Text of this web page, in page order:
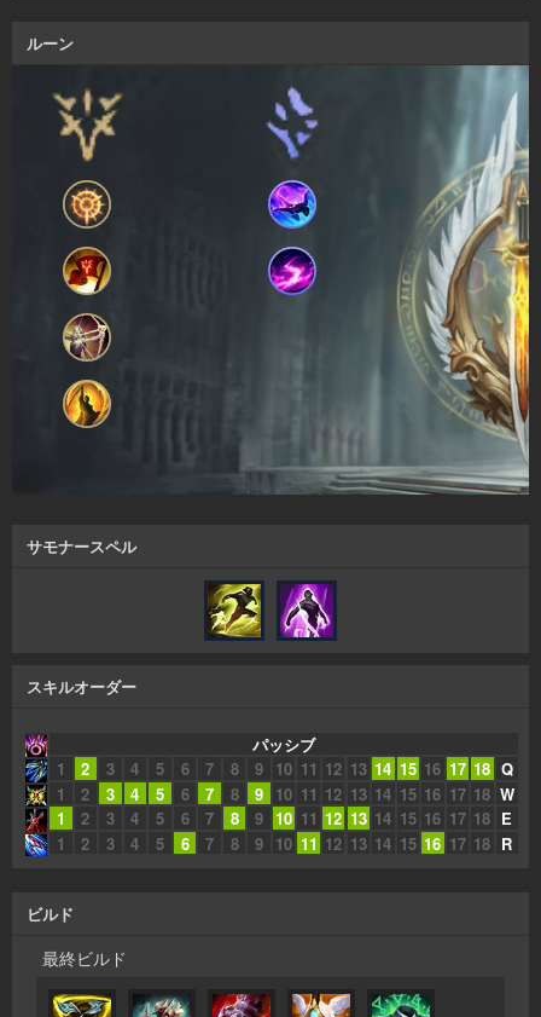
ルーン
サモナースペル
スキルオーダー
パッシブ
1
2 3 4 5 6 7 8 9 10 11 12 13 14 15 16 17 18 Q
1
2 3 4 5 6 7 8 9 10 11 12 13 14 15 16 17 18 W
1
2 3 4 5 6 7 8 9 10 11 12 13 14 15 16 17 18 E
1
2 3 4 5 6 7 8 9 10 11 12 13 14 15 16 17 18 R
ビルド
最終ビルド